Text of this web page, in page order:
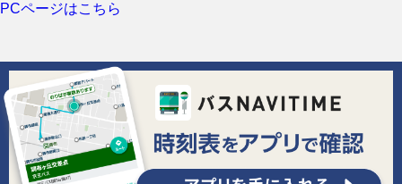
PCページはこちら